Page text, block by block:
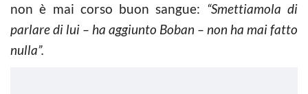
non è mai corso buon sangue: “Smettiamola di
parlare di lui – ha aggiunto Boban – non ha mai fatto
nulla”.